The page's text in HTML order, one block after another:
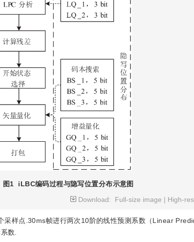
图1
iLBC编码过程与隐写位置分布示意图
Download:
Full-size image | High-
采样点.30ms帧进行两次10阶的线性预测系数（Linear
数.